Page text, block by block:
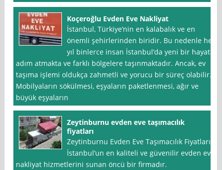
Koçeroğlu Evden Eve Nakliyat
İstanbul, Türkiye’nin en kalabalık ve en
önemli şehirlerinden biridir. Bu nedenle her
yıl binlerce insan İstanbul’da yeni bir hayata
adım atmakta ve farklı bölgelere taşınmaktadır. Ancak, ev
taşıma işlemi oldukça zahmetli ve yorucu bir süreç olabilir.
Mobilyaların sökülmesi, eşyaların paketlenmesi, ağır ve
büyük eşyaların
Zeytinburnu evden eve taşımacılık
fiyatları
Zeytinburnu Evden Eve Taşımacılık Fiyatları,
İstanbul‘un en kaliteli ve güvenilir evden eve
nakliyat hizmetlerini sunan öncü bir firmadır.